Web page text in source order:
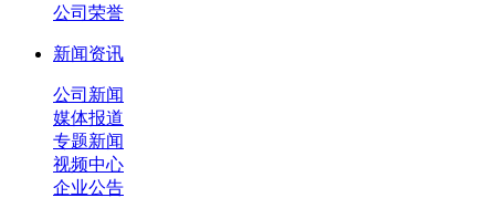
公司荣誉
新闻资讯
公司新闻
媒体报道
专题新闻
视频中心
企业公告